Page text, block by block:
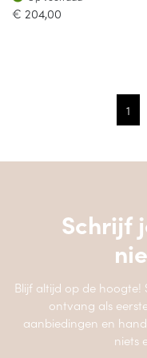
€ 204,00
1
Schrijf
Blijf altijd op de hoogte!
ontvang als
aanbiedingen en
niets